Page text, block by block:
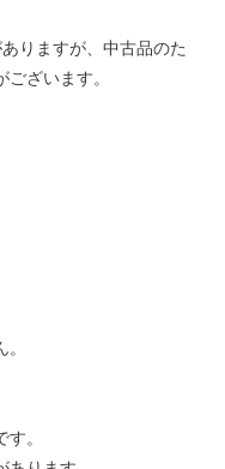
りますが、中古品のた
ざいます。
。